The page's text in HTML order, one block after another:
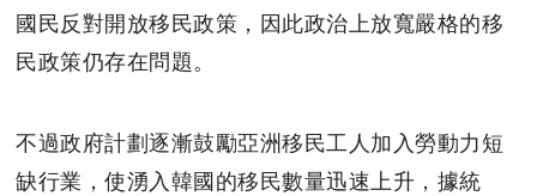
國民反對開放移民政策，因此政治上放寬嚴格的移
民政策仍存在問題。
不過政府計劃逐漸鼓勵亞洲移民工人加入勞動力短
缺行業，使湧入韓國的移民數量迅速上升，據統